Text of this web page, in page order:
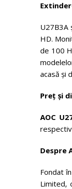
U27B3A
HD.
de 100
acasă și
Preț și
AOC
respectiv
Despre
Fondat
Limited,